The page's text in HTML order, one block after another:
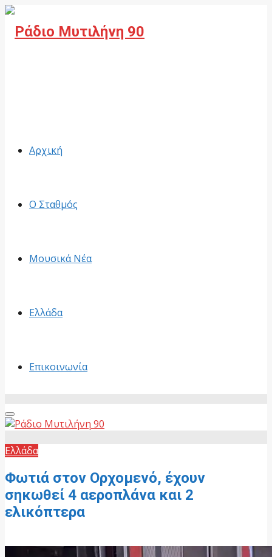
Αρχική
Ο Σταθμός
Μουσικά Νέα
Ελλάδα
Επικοινωνία
Primary
Menu
Ελλάδα
Φωτιά στον Ορχομενό, έχουν
σηκωθεί 4 αεροπλάνα και 2
ελικόπτερα